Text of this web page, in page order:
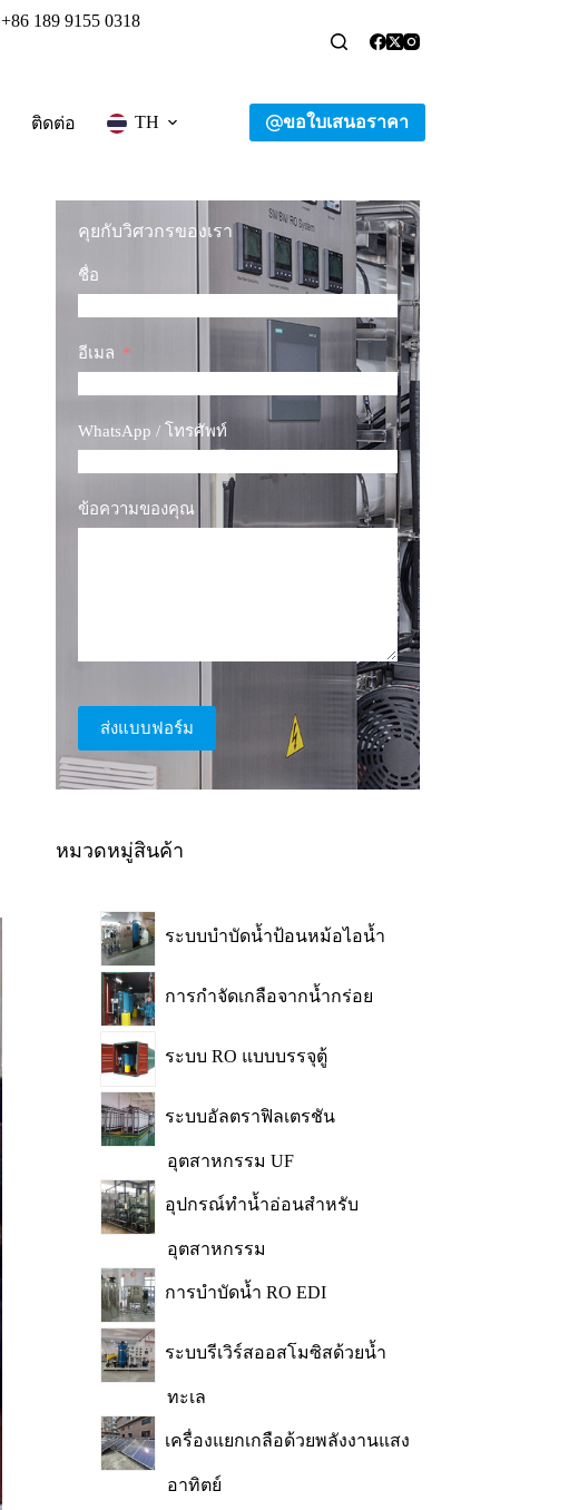
+86 189 9155 0318
ติดต่อ TH ขอใบเสนอราคา
คุยกับวิศวกรของเรา
ชื่อ
อีเมล
WhatsApp / โทรศัพท์
ข้อความของคุณ
ส่งแบบฟอร์ม
หมวดหมู่สินค้า
ระบบบำบัดน้ำป้อนหม้อไอน้ำ
การกำจัดเกลือจากน้ำกร่อย
ระบบ RO แบบบรรจุตู้
ระบบอัลตราฟิลเตรชัน
อุตสาหกรรม UF
อุปกรณ์ทำน้ำอ่อนสำหรับ
อุตสาหกรรม
การบำบัดน้ำ RO EDI
ระบบรีเวิร์สออสโมซิสด้วยน้ำ
ทะเล
เครื่องแยกเกลือด้วยพลังงานแสง
อาทิตย์